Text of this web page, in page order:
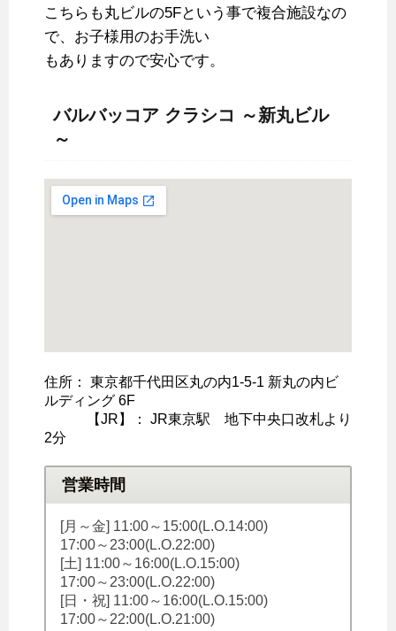
こちらも丸ビルの5Fという事で複合施設なの
で、お子様用のお手洗い
もありますので安心です。
バルバッコア クラシコ ～新丸ビル
～
住所： 東京都千代田区丸の内1-5-1 新丸の内ビ
ルディング 6F
【JR】： JR東京駅 地下中央口改札より
2分
営業時間
[月～金] 11:00～15:00(L.O.14:00)
17:00～23:00(L.O.22:00)
[土] 11:00～16:00(L.O.15:00)
17:00～23:00(L.O.22:00)
[日・祝] 11:00～16:00(L.O.15:00)
17:00～22:00(L.O.21:00)